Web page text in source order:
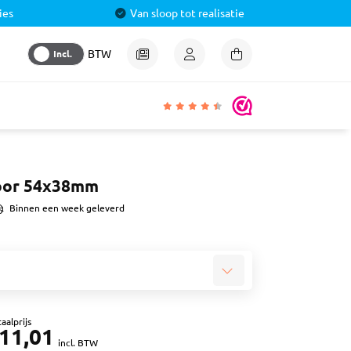
Van sloop tot realisatie
Incl. BTW
54x38mm
Binnen een week geleverd
incl. BTW